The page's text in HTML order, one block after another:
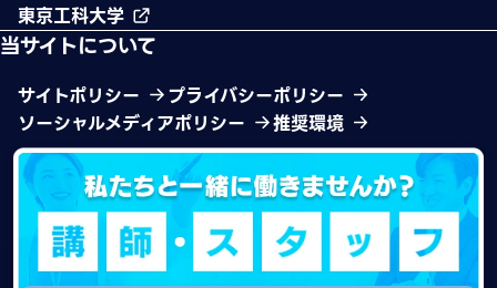
東京工科大学
当サイトについて
サイトポリシー
プライバシーポリシー
ソーシャルメディアポリシー
推奨環境